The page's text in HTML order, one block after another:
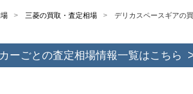
三菱の買取・査定相場 デリカスペースギアの
ーごとの査定相場情報一覧はこちら